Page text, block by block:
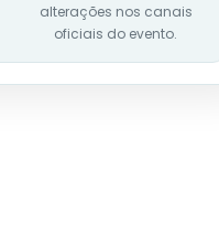
alterações nos canais
oficiais do evento.